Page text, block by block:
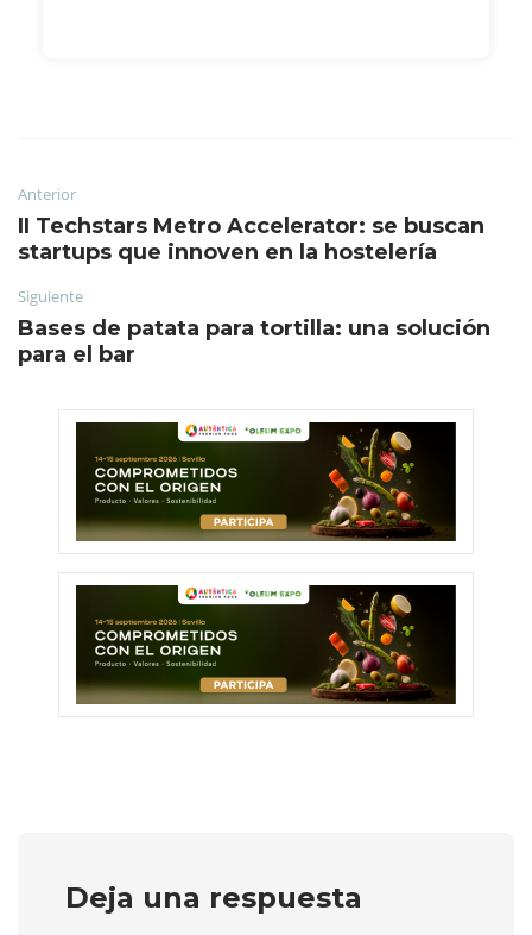
Anterior
II Techstars Metro Accelerator: se buscan
startups que innoven en la hostelería
Siguiente
Bases de patata para tortilla: una solución
para el bar
Deja una respuesta